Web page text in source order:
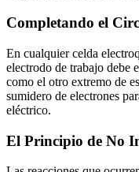
Completando el
En cualquier celda
electrodo de trabajo debe
como el otro extremo de
sumidero de electrones
eléctrico.
El Principio de No